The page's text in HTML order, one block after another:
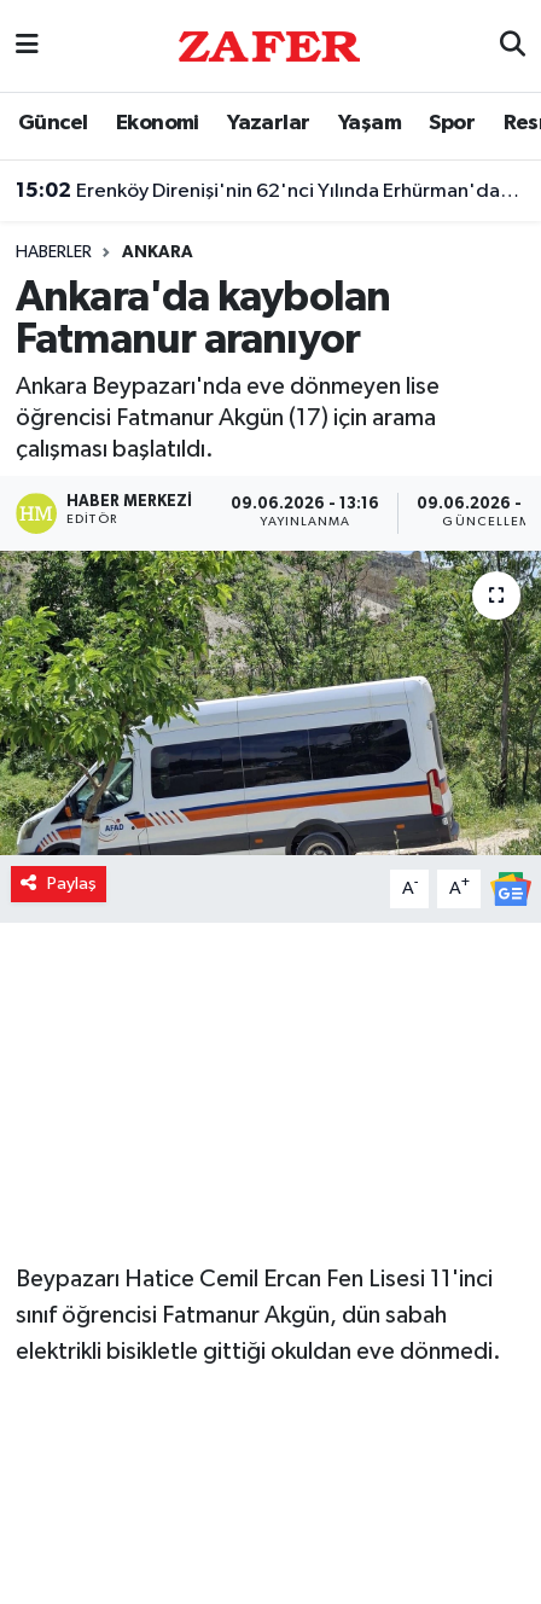
Güncel Ekonomi Yazarlar Yaşam Spor
15:02 Erenköy Direnişi'nin 62'nci Yılında Erhürman'dan Barış Vurgusu
HABERLER ANKARA
Ankara'da kaybolan
Fatmanur aranıyor
Ankara Beypazarı'nda eve dönmeyen lise
öğrencisi Fatmanur Akgün (17) için arama
çalışması başlatıldı.
HABER MERKEZI
EDITÖR
09.06.2026 - 13:16
YAYINLANMA
09.06.2026 -
GÜNCELLEME
Paylaş A- A+
Beypazarı Hatice Cemil Ercan Fen Lisesi 11'inci
sınıf öğrencisi Fatmanur Akgün, dün sabah
elektrikli bisikletle gittiği okuldan eve dönmedi.
Nöbetçi Eczaneler
Trafik Durumu
Süper Lig Puan Durumu ve Fikstür
Tüm Manşetler
Son Dakika Haberleri
Haber Arşivi